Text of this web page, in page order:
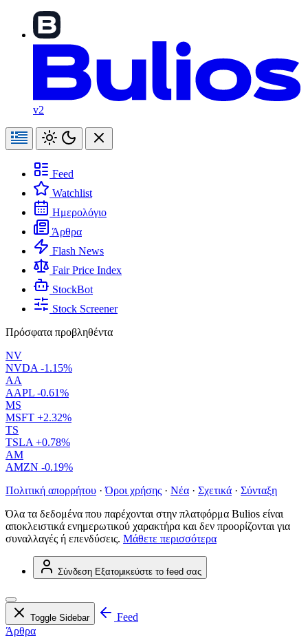
v2
Feed
Watchlist
Ημερολόγιο
Άρθρα
Flash News
Fair Price Index
StockBot
Stock Screener
Πρόσφατα προβληθέντα
NV
NVDA -1.15%
AA
AAPL -0.61%
MS
MSFT +2.32%
TS
TSLA +0.78%
AM
AMZN -0.19%
Πολιτική απορρήτου · Όροι χρήσης · Νέα · Σχετικά · Σύνταξη
Όλα τα δεδομένα που παρέχονται στην πλατφόρμα Bulios είναι
αποκλειστικά ενημερωτικού χαρακτήρα και δεν προορίζονται για
συναλλαγές ή επενδύσεις. Μάθετε περισσότερα
Σύνδεση Εξατομικεύστε το feed σας
Toggle Sidebar
Feed
Άρθρα